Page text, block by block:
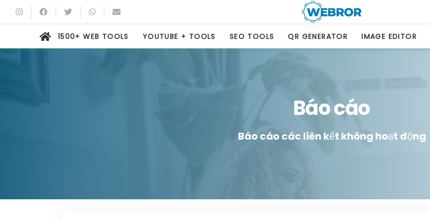
1500+ WEB TOOLS YOUTUBE + TOOLS SEO TOOLS QR GENERATOR IMAGE EDITOR
Báo cáo
Báo cáo các liên kết không hoạt động